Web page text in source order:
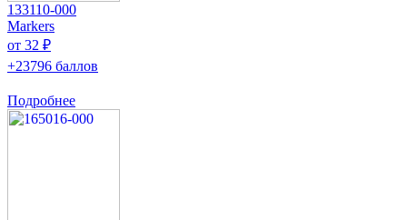
133110-000
Markers
от 32 ₽
+23796 баллов
Подробнее